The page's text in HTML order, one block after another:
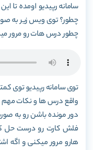
سامانه رپیدیو اومده تا
چطور؟ توی ویس زیر به
چطور درس هات رو مرور
واقع درس ها و نکات مهم
دور مونده باشن رو به
هارو مرور میکنی و اگه